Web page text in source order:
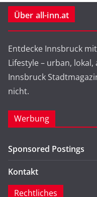
Über all-inn.at
Entdecke Innsbruck
Lifestyle – urban,
Innsbruck
nicht.
Werbung
Sponsored Postings
Kontakt
Rechtliches